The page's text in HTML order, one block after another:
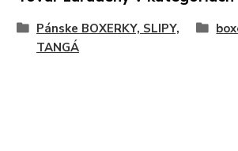
Pánske BOXERKY, SLIPY,
TANGÁ